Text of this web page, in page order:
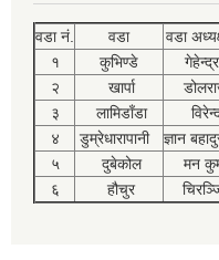
वडा नं. वडा वडा
१
कुभिण्डे
२
खार्पा
३
लामिडाँडा
४
डुम्रेधारापानी ज्ञान
५
दुबेकोल मन
६
हौचुर